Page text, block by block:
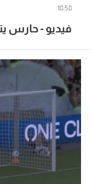
فيديو - حارس
18:58